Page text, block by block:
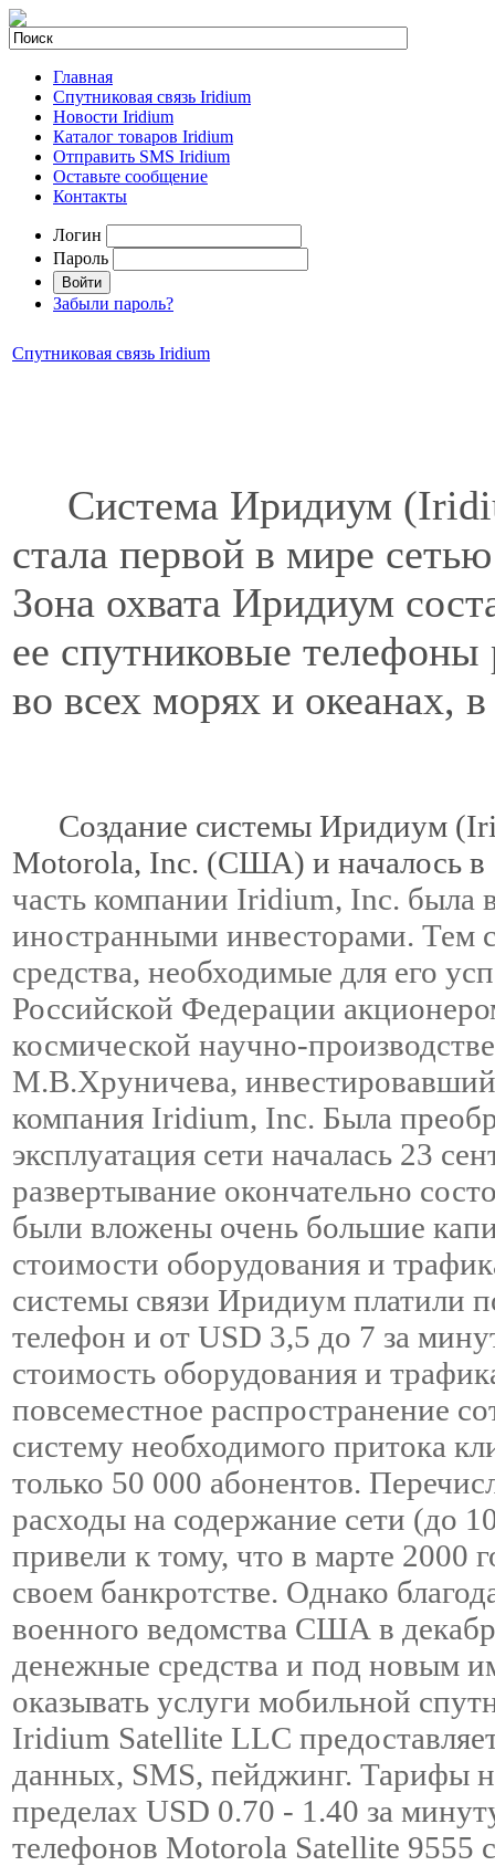
Главная
Спутниковая связь Iridium
Новости Iridium
Каталог товаров Iridium
Отправить SMS Iridium
Оставьте сообщение
Контакты
Логин
Пароль
Забыли пароль?
Спутниковая связь Iridium
Система Иридиум
стала первой в мире
Зона охвата Иридиум
ее спутниковые
во всех морях и океанах,
Создание системы Иридиум
Motorola, Inc. (США) и началось в
часть компании Iridium, Inc.
иностранными инвесторами. Тем
средства, необходимые для его
Российской Федерации
космической научно-
М.В.Хруничева,
компания Iridium, Inc. Была
эксплуатация сети началась 23
развертывание окончательно
были вложены очень большие
стоимости оборудования и
системы связи Иридиум платили
телефон и от USD 3,5 до 7 за
стоимость оборудования и
повсеместное распространение
систему необходимого притока
только 50 000 абонентов.
расходы на содержание сети (до
привели к тому, что в марте 2000
своем банкротстве. Однако
военного ведомства США в
денежные средства и под новым
оказывать услуги мобильной
Iridium Satellite LLC
данных, SMS, пейджинг. Тарифы
пределах USD 0.70 - 1.40 за
телефонов Motorola Satellite 9555